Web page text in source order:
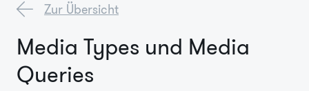
Referenzen
Zur Übersicht
Media Types und Media
Queries